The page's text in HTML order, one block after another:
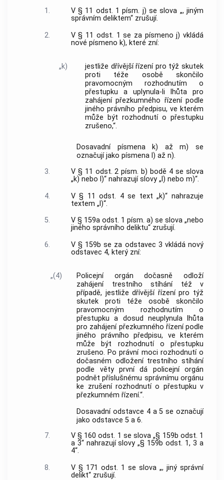
1.
V § 11 odst. 1 písm. j) se slova „, jiným
správním deliktem“ zrušují.
2.
V § 11 odst. 1 se za písmeno j) vkládá
nové písmeno k), které zní:
„k)
jestliže dřívější řízení pro týž skutek
proti téže osobě skončilo
pravomocným rozhodnutím o
přestupku a uplynula-li lhůta pro
zahájení přezkumného řízení podle
jiného právního předpisu, ve kterém
může být rozhodnutí o přestupku
zrušeno,“.
Dosavadní písmena k) až m) se
označují jako písmena l) až n).
3.
V § 11 odst. 2 písm. b) bodě 4 se slova
„k) nebo l)“ nahrazují slovy „l) nebo m)“.
4.
V § 11 odst. 4 se text „k)“ nahrazuje
textem „l)“.
5.
V § 159a odst. 1 písm. a) se slova „nebo
jiného správního deliktu“ zrušují.
6.
V § 159b se za odstavec 3 vkládá nový
odstavec 4, který zní:
„(4)
Policejní orgán dočasně odloží
zahájení trestního stíhání též v
případě, jestliže dřívější řízení pro týž
skutek proti téže osobě skončilo
pravomocným rozhodnutím o
přestupku a dosud neuplynula lhůta
pro zahájení přezkumného řízení podle
jiného právního předpisu, ve kterém
může být rozhodnutí o přestupku
zrušeno. Po právní moci rozhodnutí o
dočasném odložení trestního stíhání
podle věty první dá policejní orgán
podnět příslušnému správnímu orgánu
ke zrušení rozhodnutí o přestupku v
přezkumném řízení.“.
Dosavadní odstavce 4 a 5 se označují
jako odstavce 5 a 6.
7.
V § 160 odst. 1 se slova „§ 159b odst. 1
a 3“ nahrazují slovy „§ 159b odst. 1, 3 a
4“.
8.
V § 171 odst. 1 se slova „, jiný správní
delikt“ zrušují.